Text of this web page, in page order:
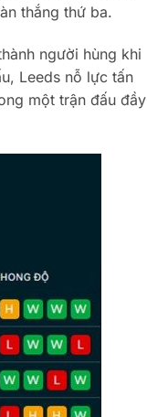
thắng thứ ba.
người hùng khi
Leeds nỗ lực tấn
một trận đấu đầy